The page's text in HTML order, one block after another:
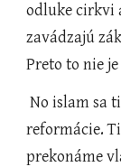
odluke cirkvi
zavádzajú
Preto to nie
No islam sa
reformácie.
prekonáme